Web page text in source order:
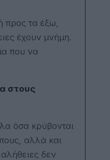
προς τα έξω,
έχουν μνήμη.
που να
στους
όσα κρύβονται
αλλά και
δεν